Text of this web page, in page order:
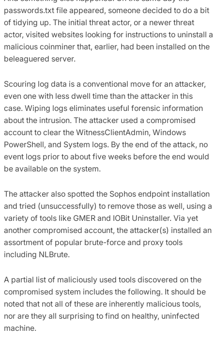
passwords.txt file appeared, someone decided to do a bit
of tidying up. The initial threat actor, or a newer threat
actor, visited websites looking for instructions to uninstall a
malicious coinminer that, earlier, had been installed on the
beleaguered server.
Scouring log data is a conventional move for an attacker,
even one with less dwell time than the attacker in this
case. Wiping logs eliminates useful forensic information
about the intrusion. The attacker used a compromised
account to clear the WitnessClientAdmin, Windows
PowerShell, and System logs. By the end of the attack, no
event logs prior to about five weeks before the end would
be available on the system.
The attacker also spotted the Sophos endpoint installation
and tried (unsuccessfully) to remove those as well, using a
variety of tools like GMER and IOBit Uninstaller. Via yet
another compromised account, the attacker(s) installed an
assortment of popular brute-force and proxy tools
including NLBrute.
A partial list of maliciously used tools discovered on the
compromised system includes the following. It should be
noted that not all of these are inherently malicious tools,
nor are they all surprising to find on healthy, uninfected
machine.